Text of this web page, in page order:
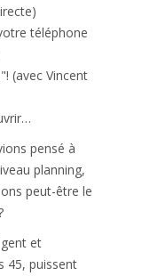
téléphone
(avec Vincent
pensé à
planning,
peut-être le
et
45, puissent